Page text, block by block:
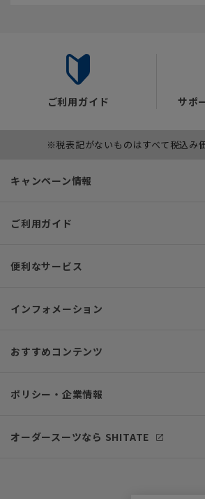
ご利用ガイド サポ
※税表記がないものはすべて税込み
キャンペーン情報
ご利用ガイド
便利なサービス
インフォメーション
おすすめコンテンツ
ポリシー・企業情報
オーダースーツなら SHITATE